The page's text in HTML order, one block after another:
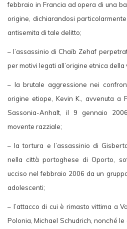
febbraio in Francia ad opera di una
origine, dichiarandosi
antisemita di tale delitto;
– l’assassinio di Chaïb Zehaf
per motivi legati all’origine etnica della
– la brutale aggressione nei
origine etiope, Kevin K., avvenuta a
Sassonia-Anhalt, il 9 gennaio
movente razziale;
– la tortura e l’assassinio di
nella città portoghese di Oporto,
ucciso nel febbraio 2006 da un
adolescenti;
– l’attacco di cui è rimasto vittima a
Polonia, Michael Schudrich, nonché